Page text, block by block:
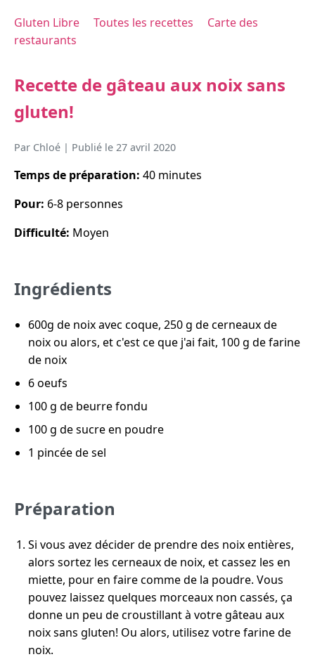
Gluten Libre Toutes les recettes
Carte des
restaurants
Recette de gâteau aux noix sans
gluten!
Par Chloé | Publié le 27 avril 2020
Temps de préparation: 40 minutes
Pour: 6-8 personnes
Difficulté: Moyen
Ingrédients
600g de noix avec coque, 250 g de cerneaux de
noix ou alors, et c'est ce que j'ai fait, 100 g de farine
de noix
6 oeufs
100 g de beurre fondu
100 g de sucre en poudre
1 pincée de sel
Préparation
Si vous avez décider de prendre des noix entières,
alors sortez les cerneaux de noix, et cassez les en
miette, pour en faire comme de la poudre. Vous
pouvez laissez quelques morceaux non cassés, ça
donne un peu de croustillant à votre gâteau aux
noix sans gluten! Ou alors, utilisez votre farine de
noix.